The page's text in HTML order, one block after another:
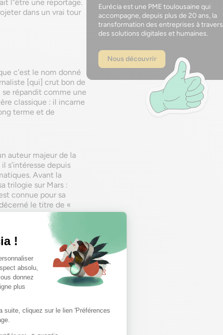
l"être une reportage.
dans un vrai tour
c’est le nom donné
[qui] crut bon de
répandit comme une
classique : il incarne
terme et de
auteur majeur de la
s’intéresse depuis
Avant la
trilogie sur Mars :
connue pour sa
le titre de «
scène avec lucidité la
Mais au lieu d’un
est possible.
Eurécia est une PME toulousaine qui
accompagne, depuis plus de 20 ans, la
transformation des entreprises à travers
des solutions digitales et humaines.
Nous découvrir